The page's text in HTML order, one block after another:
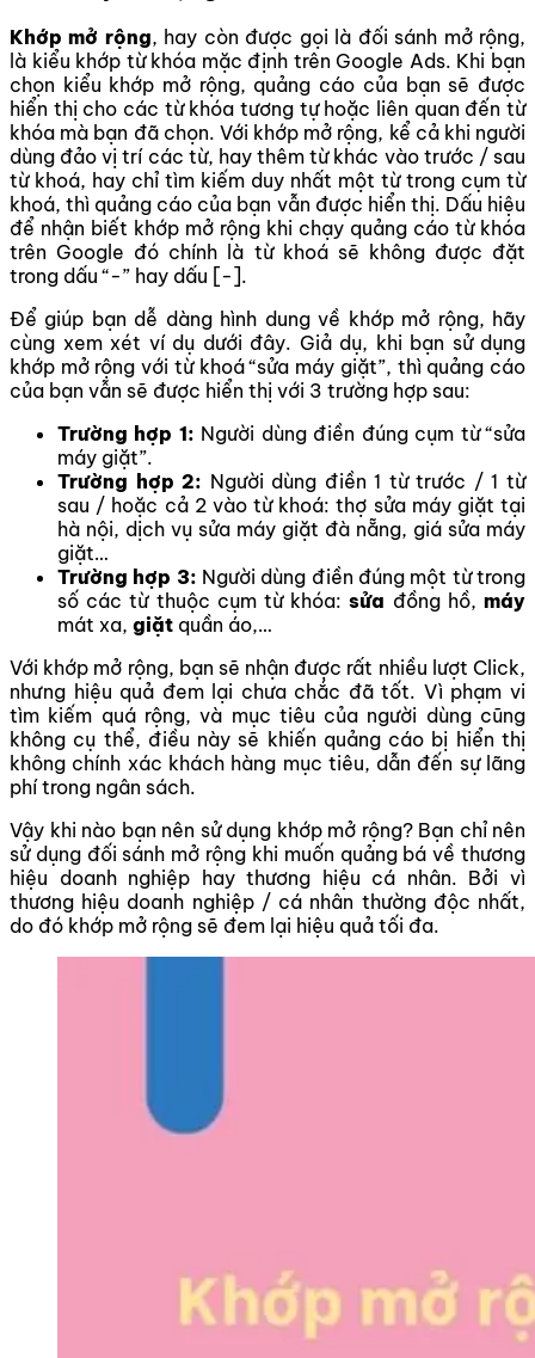
Khớp mở rộng, hay còn được gọi là đối sánh mở rộng,
là kiểu khớp từ khóa mặc định trên Google Ads. Khi bạn
chọn kiểu khớp mở rộng, quảng cáo của bạn sẽ được
hiển thị cho các từ khóa tương tự hoặc liên quan đến từ
khóa mà bạn đã chọn. Với khớp mở rộng, kể cả khi người
dùng đảo vị trí các từ, hay thêm từ khác vào trước / sau
từ khoá, hay chỉ tìm kiếm duy nhất một từ trong cụm từ
khoá, thì quảng cáo của bạn vẫn được hiển thị. Dấu hiệu
để nhận biết khớp mở rộng khi chạy quảng cáo từ khóa
trên Google đó chính là từ khoá sẽ không được đặt
trong dấu “-” hay dấu [-].
Để giúp bạn dễ dàng hình dung về khớp mở rộng, hãy
cùng xem xét ví dụ dưới đây. Giả dụ, khi bạn sử dụng
khớp mở rộng với từ khoá “sửa máy giặt”, thì quảng cáo
của bạn vẫn sẽ được hiển thị với 3 trường hợp sau:
Trường hợp 1: Người dùng điền đúng cụm từ “sửa
máy giặt”.
Trường hợp 2: Người dùng điền 1 từ trước / 1 từ
sau / hoặc cả 2 vào từ khoá: thợ sửa máy giặt tại
hà nội, dịch vụ sửa máy giặt đà nẵng, giá sửa máy
giặt…
Trường hợp 3: Người dùng điền đúng một từ trong
số các từ thuộc cụm từ khóa:sửa đồng hồ,máy
mát xa, giặt quần áo,…
Với khớp mở rộng, bạn sẽ nhận được rất nhiều lượt Click,
nhưng hiệu quả đem lại chưa chắc đã tốt. Vì phạm vi
tìm kiếm quá rộng, và mục tiêu của người dùng cũng
không cụ thể, điều này sẽ khiến quảng cáo bị hiển thị
không chính xác khách hàng mục tiêu, dẫn đến sự lãng
phí trong ngân sách.
Vậy khi nào bạn nên sử dụng khớp mở rộng? Bạn chỉ nên
sử dụng đối sánh mở rộng khi muốn quảng bá về thương
hiệu doanh nghiệp hay thương hiệu cá nhân. Bởi vì
thương hiệu doanh nghiệp / cá nhân thường độc nhất,
do đó khớp mở rộng sẽ đem lại hiệu quả tối đa.